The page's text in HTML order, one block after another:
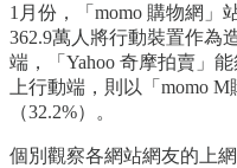
1月份，「momo 購物網」
362.9萬人將行動裝置作為
端，「Yahoo 奇摩拍賣」
上行動端，則以「momo
（32.2%）。
個別觀察各網站網友的上